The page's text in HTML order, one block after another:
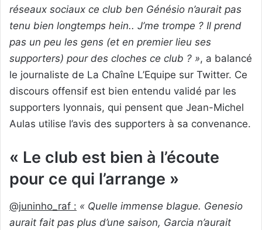
réseaux sociaux ce club ben Génésio n’aurait pas
tenu bien longtemps hein.. J’me trompe ? Il prend
pas un peu les gens (et en premier lieu ses
supporters) pour des cloches ce club ? », a balancé
le journaliste de La Chaîne L’Equipe sur Twitter. Ce
discours offensif est bien entendu validé par les
supporters lyonnais, qui pensent que Jean-Michel
Aulas utilise l’avis des supporters à sa convenance.
« Le club est bien à l’écoute
pour ce qui l’arrange »
@juninho_raf : « Quelle immense blague. Genesio
aurait fait pas plus d’une saison, Garcia n’aurait